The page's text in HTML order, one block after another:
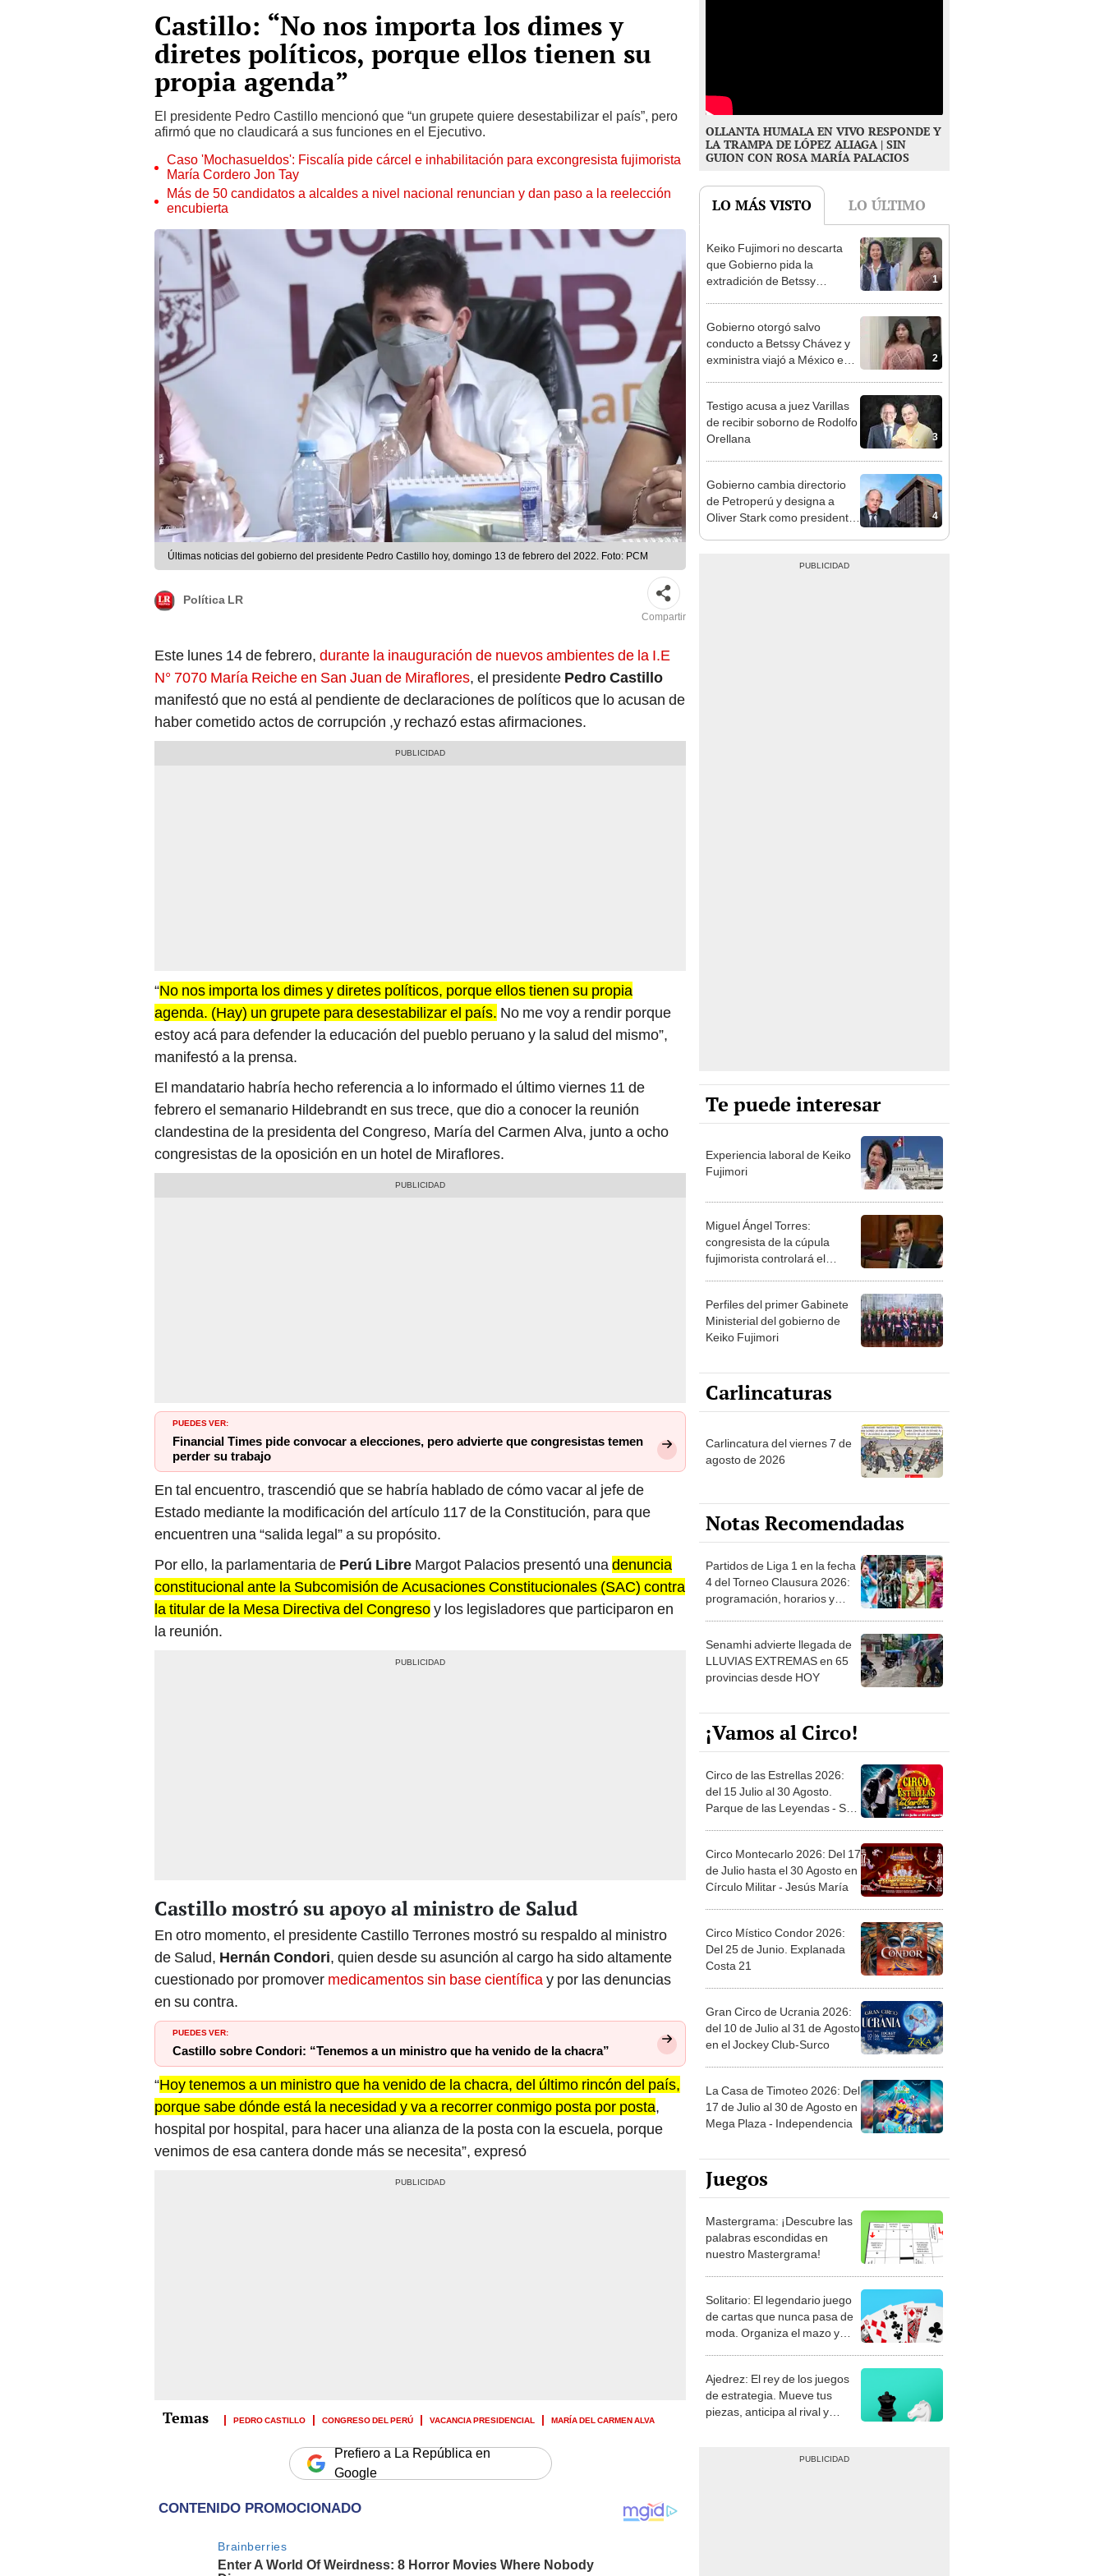
Castillo: “No nos importa los dimes y
diretes políticos, porque ellos tienen su
propia agenda”
El presidente Pedro Castillo mencionó que “un grupete quiere desestabilizar el país”, pero
afirmó que no claudicará a sus funciones en el Ejecutivo.
Caso 'Mochasueldos': Fiscalía pide cárcel e inhabilitación para excongresista fujimorista
María Cordero Jon Tay
Más de 50 candidatos a alcaldes a nivel nacional renuncian y dan paso a la reelección
encubierta
Últimas noticias del gobierno del presidente Pedro Castillo hoy, domingo 13 de febrero del 2022. Foto: PCM
Política LR
Compartir
Este lunes 14 de febrero, durante la inauguración de nuevos ambientes de la I.E
N° 7070 María Reiche en San Juan de Miraflores, el presidente Pedro Castillo
manifestó que no está al pendiente de declaraciones de políticos que lo acusan de
haber cometido actos de corrupción ,y rechazó estas afirmaciones.
“No nos importa los dimes y diretes políticos, porque ellos tienen su propia
agenda. (Hay) un grupete para desestabilizar el país. No me voy a rendir porque
estoy acá para defender la educación del pueblo peruano y la salud del mismo”,
manifestó a la prensa.
El mandatario habría hecho referencia a lo informado el último viernes 11 de
febrero el semanario Hildebrandt en sus trece, que dio a conocer la reunión
clandestina de la presidenta del Congreso, María del Carmen Alva, junto a ocho
congresistas de la oposición en un hotel de Miraflores.
PUEDES VER:
Financial Times pide convocar a elecciones, pero advierte que congresistas temen
perder su trabajo
En tal encuentro, trascendió que se habría hablado de cómo vacar al jefe de
Estado mediante la modificación del artículo 117 de la Constitución, para que
encuentren una “salida legal” a su propósito.
Por ello, la parlamentaria de Perú Libre Margot Palacios presentó unadenuncia
constitucional ante la Subcomisión de Acusaciones Constitucionales (SAC) contra
la titular de la Mesa Directiva del Congresoy los legisladores que participaron en
la reunión.
Castillo mostró su apoyo al ministro de Salud
En otro momento, el presidente Castillo Terrones mostró su respaldo al ministro
de Salud, Hernán Condori, quien desde su asunción al cargo ha sido altamente
cuestionado por promover medicamentos sin base científicay por las denuncias
en su contra.
PUEDES VER:
Castillo sobre Condori: “Tenemos a un ministro que ha venido de la chacra”
“Hoy tenemos a un ministro que ha venido de la chacra, del último rincón del país,
porque sabe dónde está la necesidad y va a recorrer conmigo posta por posta,
hospital por hospital, para hacer una alianza de la posta con la escuela, porque
venimos de esa cantera donde más se necesita”, expresó
PEDRO CASTILLO CONGRESO DEL PERÚ VACANCIA PRESIDENCIAL MARÍA DEL CARMEN ALVA
Prefiero a La República en
Google
OLLANTA HUMALA EN VIVO RESPONDE Y
LA TRAMPA DE LÓPEZ ALIAGA | SIN
GUION CON ROSA MARÍA PALACIOS
LO MÁS VISTO LO ÚLTIMO
1
Keiko Fujimori no descarta
que Gobierno pida la
extradición de Betssy
2
Gobierno otorgó salvo
conducto a Betssy Chávez y
exministra viajó a México en
3
Testigo acusa a juez Varillas
de recibir soborno de Rodolfo
Orellana
4
Gobierno cambia directorio
de Petroperú y designa a
Oliver Stark como presidente
Te puede interesar
Experiencia laboral de Keiko
Fujimori
Miguel Ángel Torres:
congresista de la cúpula
fujimorista controlará el
Perfiles del primer Gabinete
Ministerial del gobierno de
Keiko Fujimori
Carlincaturas
Carlincatura del viernes 7 de
agosto de 2026
Notas Recomendadas
Partidos de Liga 1 en la fecha
4 del Torneo Clausura 2026:
programación, horarios y
Senamhi advierte llegada de
LLUVIAS EXTREMAS en 65
provincias desde HOY
¡Vamos al Circo!
Circo de las Estrellas 2026:
del 15 Julio al 30 Agosto.
Parque de las Leyendas - San
Circo Montecarlo 2026: Del 17
de Julio hasta el 30 Agosto en
Círculo Militar - Jesús María
Circo Místico Condor 2026:
Del 25 de Junio. Explanada
Costa 21
Gran Circo de Ucrania 2026:
del 10 de Julio al 31 de Agosto
en el Jockey Club-Surco
La Casa de Timoteo 2026: Del
17 de Julio al 30 de Agosto en
Mega Plaza - Independencia
Juegos
Mastergrama: ¡Descubre las
palabras escondidas en
nuestro Mastergrama!
Solitario: El legendario juego
de cartas que nunca pasa de
moda. Organiza el mazo y
Ajedrez: El rey de los juegos
de estrategia. Mueve tus
piezas, anticipa al rival y